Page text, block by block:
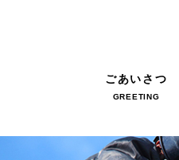
ごあいさつ
GREETING